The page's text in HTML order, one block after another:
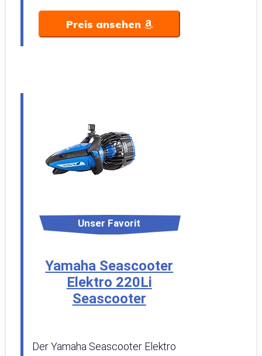
Preis ansehen
Unser Favorit
Yamaha Seascooter
Elektro 220Li
Seascooter
Der Yamaha Seascooter Elektro